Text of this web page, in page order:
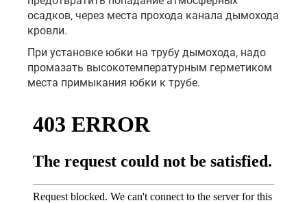
осадков, через места прохода канала дымохода
кровли.
При установке юбки на трубу дымохода, надо
промазать высокотемпературным герметиком
места примыкания юбки к трубе.